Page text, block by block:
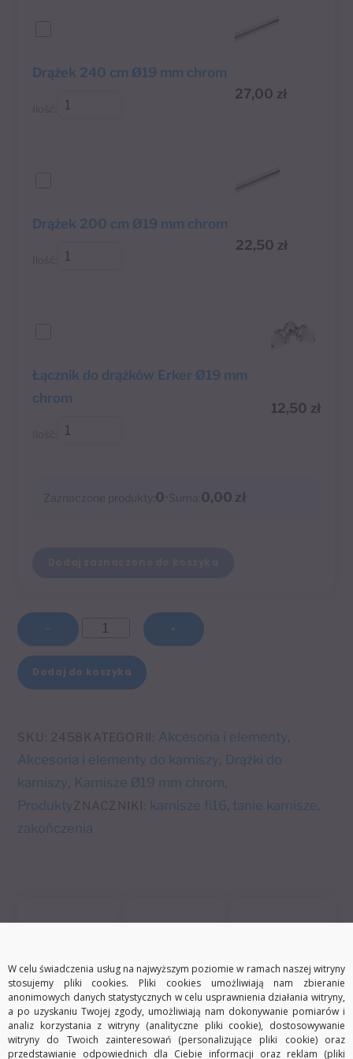
Drążek 240 cm Ø19 mm chrom
27,00 zł
Drążek 200 cm Ø19 mm chrom
22,50 zł
Łącznik do drążków Erker Ø19 mm
chrom
12,50 zł
0 0,00 zł
−
ilość
160
cm
mm
chrom
+
Dodaj do koszyka
e
r
n
a
SKU: 2458 KATEGORII: Akcesoria i elementy,
Akcesoria i elementy do karniszy, Drążki do
karniszy, Karnisze Ø19 mm chrom,
ProduktyZNACZNIKI: karnisze fi16, tanie karnisze,
zakończenia
Darmowa dostawa Szybka wysyłka 30 dni na zwrot
W celu świadczenia usług na najwyższym poziomie w ramach naszej witryny
stosujemy pliki cookies. Pliki cookies umożliwiają nam zbieranie
anonimowych danych statystycznych w celu usprawnienia działania witryny,
a po uzyskaniu Twojej zgody, umożliwiają nam dokonywanie pomiarów i
analiz korzystania z witryny (analityczne pliki cookie), dostosowywanie
witryny do Twoich zainteresowań (personalizujące pliki cookie) oraz
przedstawianie odpowiednich dla Ciebie informacji oraz reklam (pliki